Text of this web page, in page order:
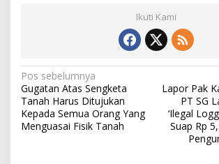
Ikuti Kami
N
a
v
Pos sebelumnya
Gugatan Atas Sengketa
Tanah Harus Ditujukan
Kepada Semua Orang Yang
Menguasai Fisik Tanah
Lapor Pak
PT SG
‘Ilegal
Suap Rp